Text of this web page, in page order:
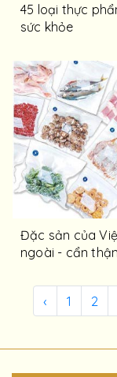
45 loại thực
sức khỏe
Đặc sản của
ngoài - cẩn
‹ 1 2